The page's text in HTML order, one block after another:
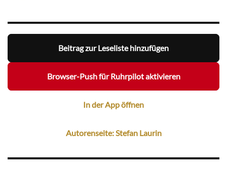
Beitrag zur Leseliste hinzufügen
Browser-Push für Ruhrpilot aktivieren
In der App öffnen
Autorenseite: Stefan Laurin